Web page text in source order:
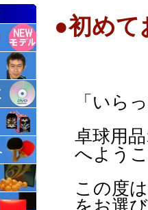
●初めて
「いら
卓球用
へよう
この度
をお選